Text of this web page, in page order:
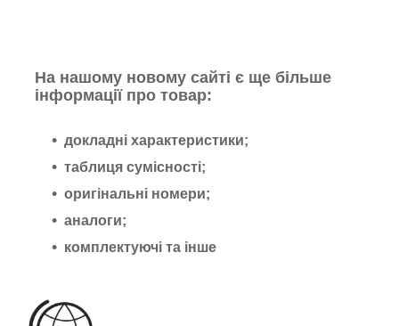
На нашому новому сайті є ще більше
інформації про товар:
докладні характеристики;
таблиця сумісності;
оригінальні номери;
аналоги;
комплектуючі та інше